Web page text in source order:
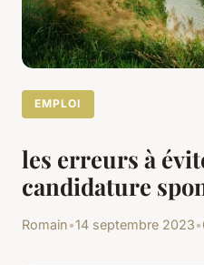
EMPLOI
les erreurs à
candidature
Romain•14 septembre 2023•